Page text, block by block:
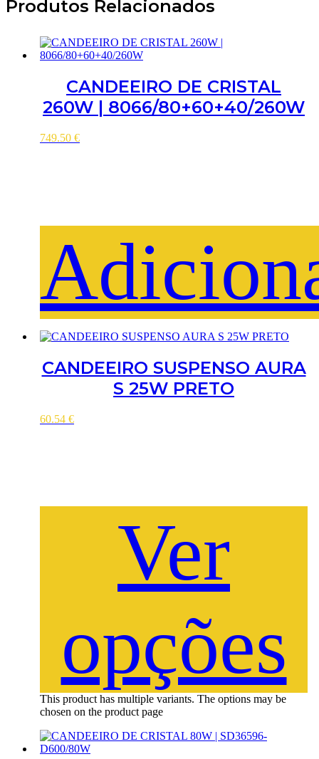
Produtos Relacionados
CANDEEIRO DE CRISTAL
260W | 8066/80+60+40/260W
749.50 €
CANDEEIRO SUSPENSO AURA
S 25W PRETO
60.54 €
Ver
opções
This product has multiple variants. The options may be
chosen on the product page